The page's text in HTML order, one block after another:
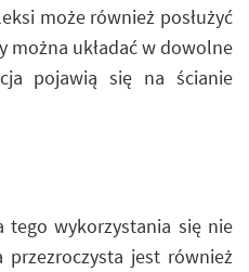
może również posłużyć
można układać w dowolne
pojawią się na ścianie
tego wykorzystania się nie
jest również